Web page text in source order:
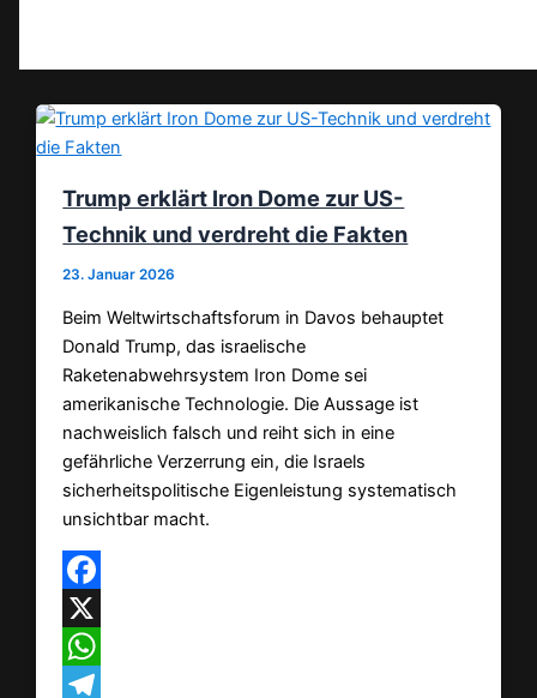
Trump erklärt Iron Dome zur US-
Technik und verdreht die Fakten
23. Januar 2026
Beim Weltwirtschaftsforum in Davos behauptet
Donald Trump, das israelische
Raketenabwehrsystem Iron Dome sei
amerikanische Technologie. Die Aussage ist
nachweislich falsch und reiht sich in eine
gefährliche Verzerrung ein, die Israels
sicherheitspolitische Eigenleistung systematisch
unsichtbar macht.
Facebook
X
WhatsApp